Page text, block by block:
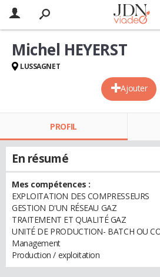
Ajouter
Michel HEYERST
LUSSAGNET
PROFIL
En résumé
Mes compétences :
EXPLOITATION DES COMPRESSEURS
GESTION D'UN RÉSEAU GAZ
TRAITEMENT ET QUALITÉ GAZ
UNITÉ DE PRODUCTION- BATCH OU
Management
Production / exploitation